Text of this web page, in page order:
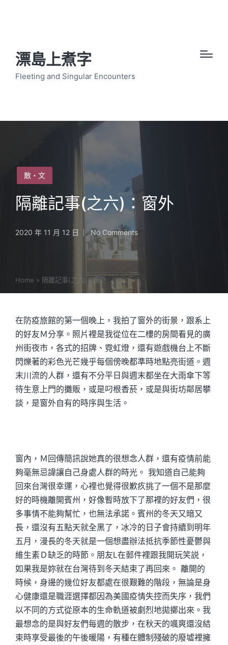
漂島上煮字
Fleeting and Singular Encounters
Posted
in
散・文
隔離記事(之六)：窗外
2020 年 11 月 12 日 No Comments
Home » 隔離記事(之六)：窗外
在防疫旅館的第一個晚上，我拍了窗外的街景，跟系上
的好友Ｍ分享。照片裡是我從位在二樓的房間看見的廣
州街夜市，各式的招牌、霓虹燈，還有遊戲機台上不斷
閃爍著的彩色光芒幾乎每個傍晚都準時地點亮街道。週
末川流的人群，還有不分平日與週末都坐在大雨傘下等
待生意上門的攤販，或是叼根香菸，或是與街坊鄰居攀
談，是窗外自有的時序與生活。
窗內，Ｍ回傳簡訊說她真的很想念人群，還有疫情前能
夠毫無忌諱讓自己身處人群的時光。 我知道自己能夠
回來台灣很幸運，心裡也覺得很歉疚挑了一個不是那麼
好的時機離開賓州，好像暫時放下了那裡的好友們，很
多事情不能夠幫忙，也無法承諾。賓州的冬天又暗又
長，還沒有五點天就全黑了，冰冷的日子會持續到明年
五月，漫長的冬天就是一個想盡辦法抵抗季節性憂鬱與
維生素Ｄ缺乏的時節。朋友L在郵件裡跟我開玩笑説，
如果我是妳就在台灣待到冬天結束了再回來。 離開的
時候，身邊的幾位好友都處在很艱難的階段，無論是身
心健康還是職涯選擇都因為美國疫情失控而失序，我們
以不同的方式從原本的生命軌道被劇烈地拋擲出來。我
最想念的是與好友們每週的散步，在秋天的颯爽還沒結
束時享受最後的午後暖陽，有種在體制殘破的廢墟裡擁